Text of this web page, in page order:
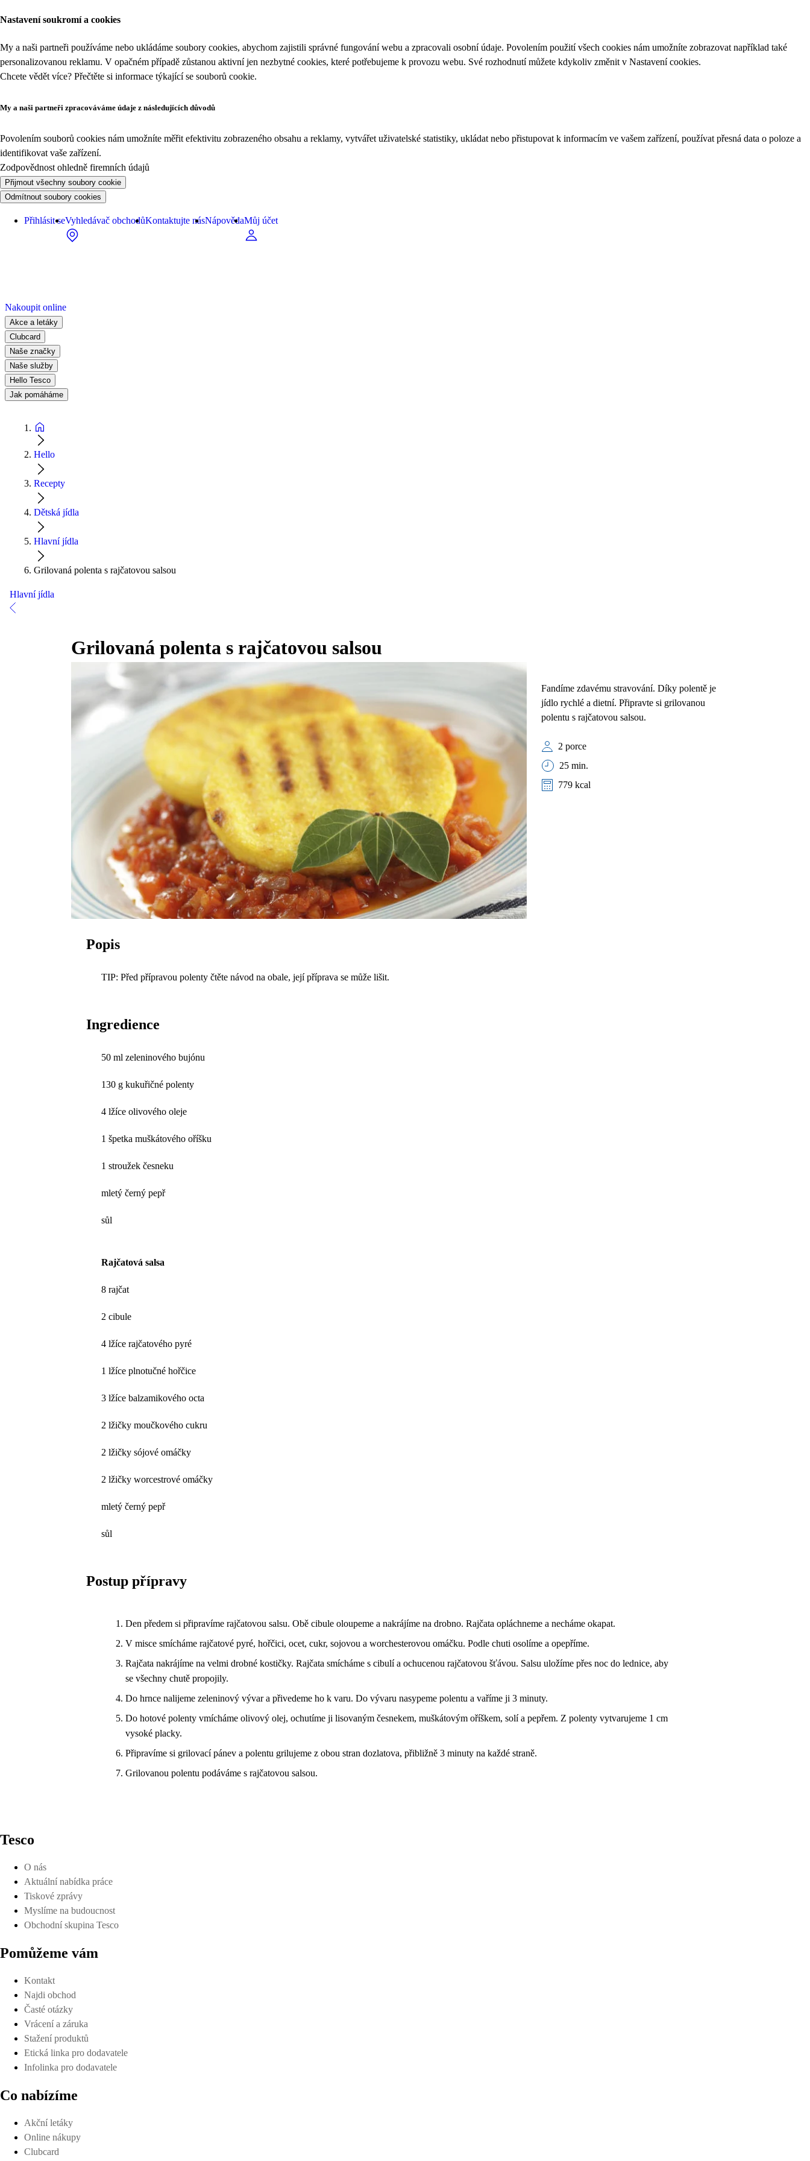
Nastavení soukromí a cookies
My a naši partneři používáme nebo ukládáme soubory cookies, abychom zajistili správné fungování webu a zpracovali osobní údaje. Povolením použití všech cookies nám umožníte zobrazovat například také
personalizovanou reklamu. V opačném případě zůstanou aktivní jen nezbytné cookies, které potřebujeme k provozu webu. Své rozhodnutí můžete kdykoliv změnit v Nastavení cookies.
Chcete vědět více? Přečtěte si informace týkající se souborů cookie.
My a naši partneři zpracováváme údaje z následujících důvodů
Povolením souborů cookies nám umožníte měřit efektivitu zobrazeného obsahu a reklamy, vytvářet uživatelské statistiky, ukládat nebo přistupovat k informacím ve vašem zařízení, používat přesná data o poloze a
identifikovat vaše zařízení.
Zodpovědnost ohledně firemních údajů
Přijmout všechny soubory cookie
Odmítnout soubory cookies
Přihlásit seVyhledávač obchodůKontaktujte násNápovědaMůj účet
Nakoupit online
Akce a letáky
Clubcard
Naše značky
Naše služby
Hello Tesco
Jak pomáháme
Hello
Recepty
Dětská jídla
Hlavní jídla
Grilovaná polenta s rajčatovou salsou
Hlavní jídla
Grilovaná polenta s rajčatovou salsou
Fandíme zdavému stravování. Díky polentě je
jídlo rychlé a dietní. Připravte si grilovanou
polentu s rajčatovou salsou.
2 porce
25 min.
779 kcal
Popis
TIP: Před přípravou polenty čtěte návod na obale, její příprava se může lišit.
Ingredience
50 ml zeleninového bujónu
130 g kukuřičné polenty
4 lžíce olivového oleje
1 špetka muškátového oříšku
1 stroužek česneku
mletý černý pepř
sůl
Rajčatová salsa
8 rajčat
2 cibule
4 lžíce rajčatového pyré
1 lžíce plnotučné hořčice
3 lžíce balzamikového octa
2 lžičky moučkového cukru
2 lžičky sójové omáčky
2 lžičky worcestrové omáčky
mletý černý pepř
sůl
Postup přípravy
Den předem si připravíme rajčatovou salsu. Obě cibule oloupeme a nakrájíme na drobno. Rajčata opláchneme a necháme okapat.
V misce smícháme rajčatové pyré, hořčici, ocet, cukr, sojovou a worchesterovou omáčku. Podle chuti osolíme a opepříme.
Rajčata nakrájíme na velmi drobné kostičky. Rajčata smícháme s cibulí a ochucenou rajčatovou šťávou. Salsu uložíme přes noc do lednice, aby
se všechny chutě propojily.
Do hrnce nalijeme zeleninový vývar a přivedeme ho k varu. Do vývaru nasypeme polentu a vaříme ji 3 minuty.
Do hotové polenty vmícháme olivový olej, ochutíme ji lisovaným česnekem, muškátovým oříškem, solí a pepřem. Z polenty vytvarujeme 1 cm
vysoké placky.
Připravíme si grilovací pánev a polentu grilujeme z obou stran dozlatova, přibližně 3 minuty na každé straně.
Grilovanou polentu podáváme s rajčatovou salsou.
Tesco
O nás
Aktuální nabídka práce
Tiskové zprávy
Myslíme na budoucnost
Obchodní skupina Tesco
Pomůžeme vám
Kontakt
Najdi obchod
Časté otázky
Vrácení a záruka
Stažení produktů
Etická linka pro dodavatele
Infolinka pro dodavatele
Co nabízíme
Akční letáky
Online nákupy
Clubcard